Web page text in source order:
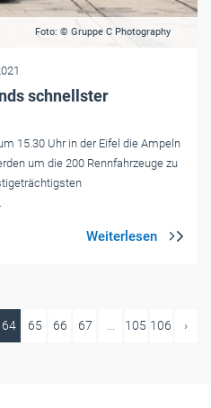
Foto: © Gruppe C Photography
schnellster
15.30 Uhr in der Eifel die Ampeln
um die 200 Rennfahrzeuge zu
64 65 66 67 ... 105 106 ›